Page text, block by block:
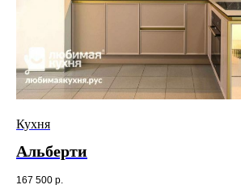
Кухня
Альберти
167 500 р.